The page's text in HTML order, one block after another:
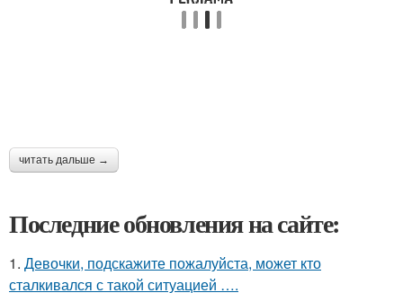
читать дальше →
Последние обновления на сайте:
1. Девочки, подскажите пожалуйста, может кто
сталкивался с такой ситуацией ….